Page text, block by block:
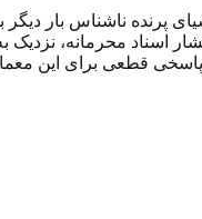
یوفو (۲ جولای)، پرونده اشیای
قطعی برای این معما